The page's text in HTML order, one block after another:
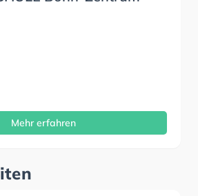
Mehr erfahren